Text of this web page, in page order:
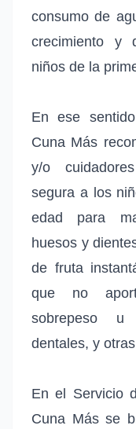
consumo de
crecimiento y
niños de la
En ese
Cuna Más
y/o
segura a los
edad para
huesos y
de fruta
que no
sobrepeso u
dentales, y
En el Servicio
Cuna Más se